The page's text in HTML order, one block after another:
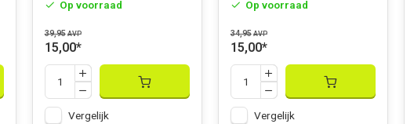
Op voorraad
39,95 AVP
15,00*
Vergelijk
Op voorraad
34,95 AVP
15,00*
Vergelijk